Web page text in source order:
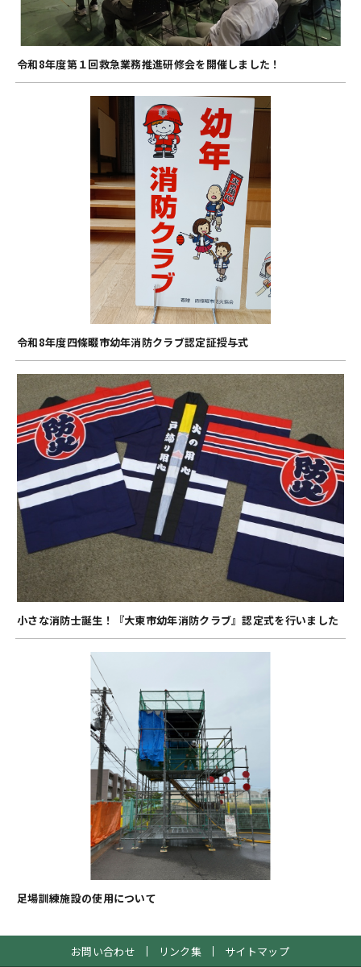
令和8年度第１回救急業務推進研修会を開催しました！
令和8年度四條畷市幼年消防クラブ認定証授与式
小さな消防士誕生！『大東市幼年消防クラブ』認定式を行いました
足場訓練施設の使用について
お問い合わせ リンク集 サイトマップ